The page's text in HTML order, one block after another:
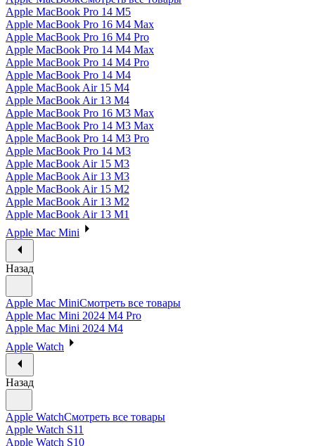
Apple MacBook Pro 14 M5
Apple MacBook Pro 16 M4 Max
Apple MacBook Pro 16 M4 Pro
Apple MacBook Pro 14 M4 Max
Apple MacBook Pro 14 M4 Pro
Apple MacBook Pro 14 M4
Apple MacBook Air 15 M4
Apple MacBook Air 13 M4
Apple MacBook Pro 16 M3 Max
Apple MacBook Pro 14 M3 Max
Apple MacBook Pro 14 M3 Pro
Apple MacBook Pro 14 M3
Apple MacBook Air 15 M3
Apple MacBook Air 13 M3
Apple MacBook Air 15 M2
Apple MacBook Air 13 M2
Apple MacBook Air 13 M1
Apple Mac Mini
Назад
Apple Mac MiniСмотреть все товары
Apple Mac Mini 2024 M4 Pro
Apple Mac Mini 2024 M4
Apple Watch
Назад
Apple WatchСмотреть все товары
Apple Watch S11
Apple Watch S10